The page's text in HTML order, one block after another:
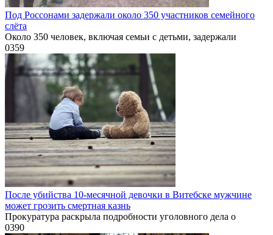
Под Россонами задержали около 350 участников семейного
слёта
Около 350 человек, включая семьи с детьми, задержали
0359
После убийства 10-месячной девочки в Витебске мужчине
может грозить смертная казнь
Прокуратура раскрыла подробности уголовного дела о
0390